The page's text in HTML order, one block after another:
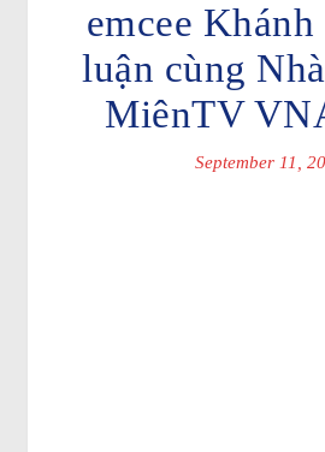
emcee
luận cùng
MiênTV
September 11,